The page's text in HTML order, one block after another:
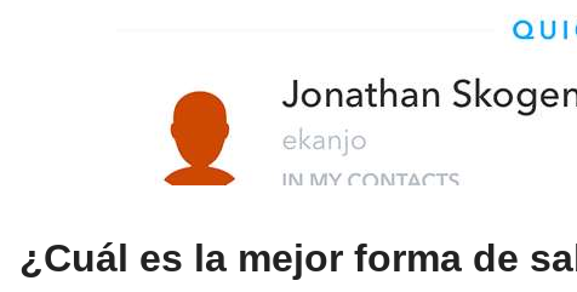
¿Cuál es la mejor forma de